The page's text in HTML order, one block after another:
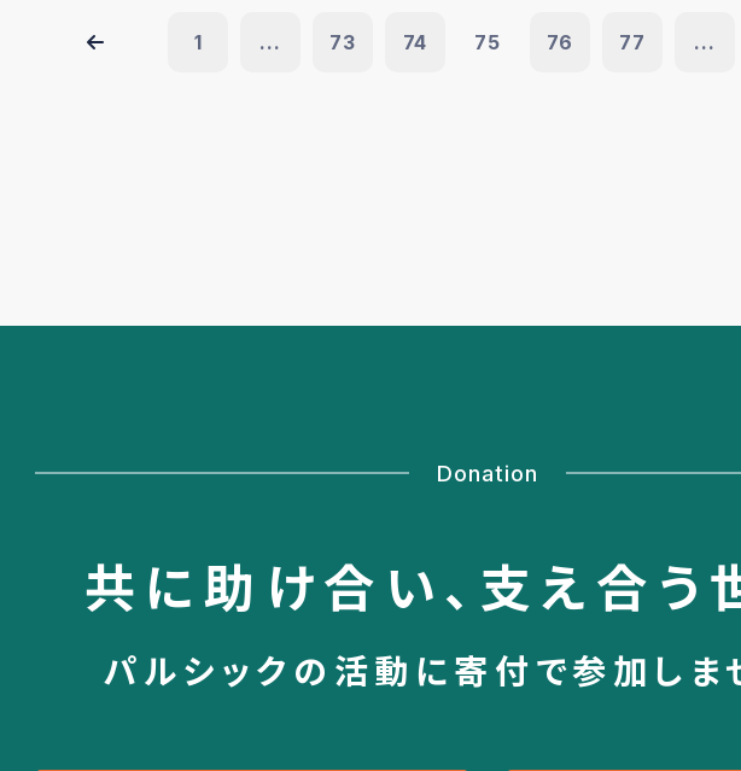
1 ... 73 74 75 76 77 ...
Donation
共に助け合い、 支え合う
パルシックの活動に寄付で参加しま